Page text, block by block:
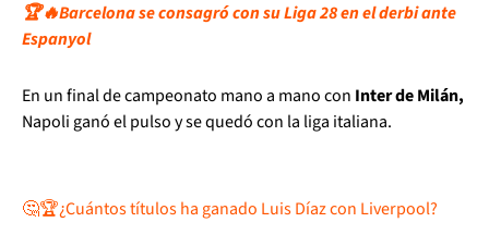
🏆🔥Barcelona se consagró con su Liga 28 en el derbi ante
Espanyol
En un final de campeonato mano a mano con Inter de Milán,
Napoli ganó el pulso y se quedó con la liga italiana.
🤔🏆¿Cuántos títulos ha ganado Luis Díaz con Liverpool?